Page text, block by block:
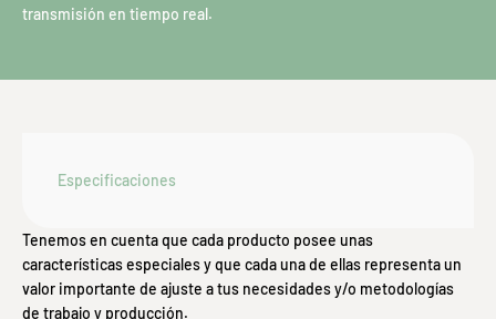
transmisión en tiempo real.
Especificaciones
Tenemos en cuenta que cada producto posee unas
características especiales y que cada una de ellas representa un
valor importante de ajuste a tus necesidades y/o metodologías
de trabajo y producción.